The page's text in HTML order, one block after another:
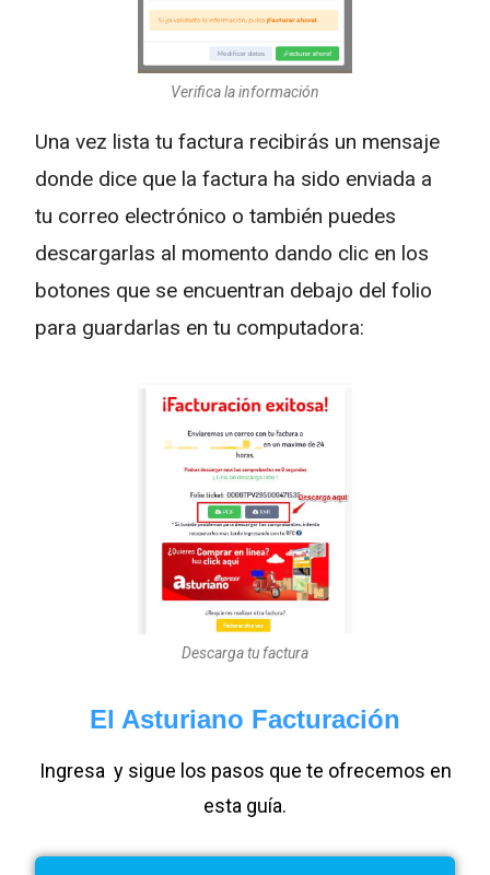
Verifica la información
Una vez lista tu factura recibirás un mensaje
donde dice que la factura ha sido enviada a
tu correo electrónico o también puedes
descargarlas al momento dando clic en los
botones que se encuentran debajo del folio
para guardarlas en tu computadora:
Descarga tu factura
El Asturiano Facturación
Ingresa y sigue los pasos que te ofrecemos en
esta guía.